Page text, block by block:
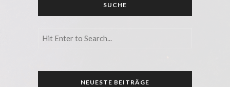
SUCHE
NEUESTE BEITRÄGE